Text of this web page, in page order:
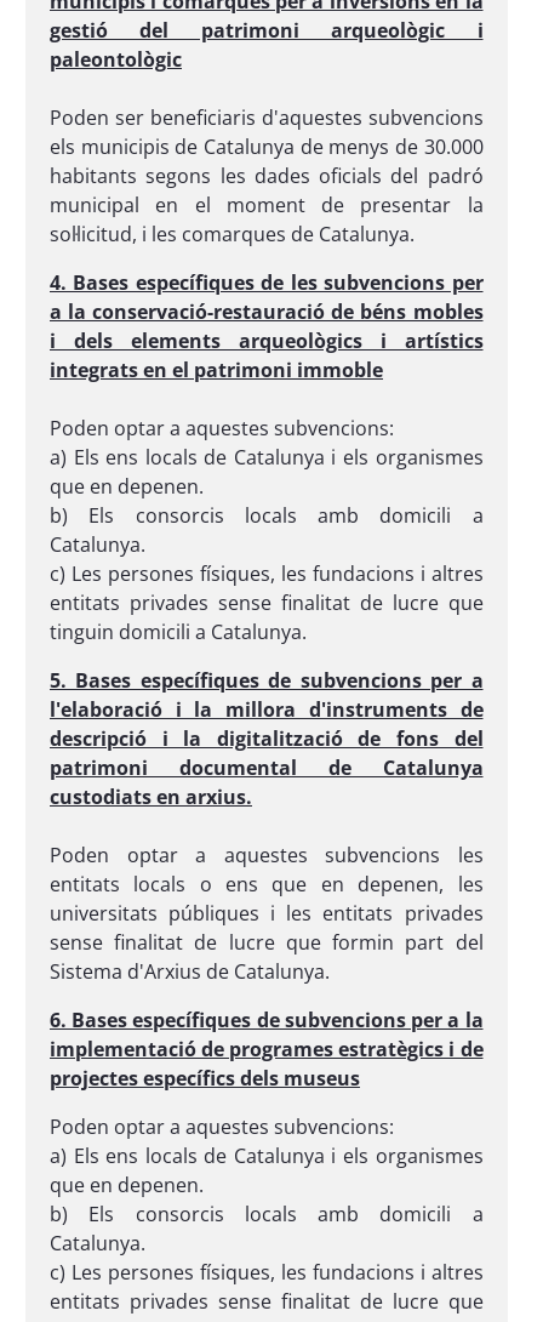
gestió del patrimoni arqueològic i
paleontològic
Poden ser beneficiaris d'aquestes subvencions
els municipis de Catalunya de menys de 30.000
habitants segons les dades oficials del padró
municipal en el moment de presentar la
sol·licitud, i les comarques de Catalunya.
4. Bases específiques de les subvencions per
a la conservació-restauració de béns mobles
i dels elements arqueològics i artístics
integrats en el patrimoni immoble
Poden optar a aquestes subvencions:
a) Els ens locals de Catalunya i els organismes
que en depenen.
b) Els consorcis locals amb domicili a
Catalunya.
c) Les persones físiques, les fundacions i altres
entitats privades sense finalitat de lucre que
tinguin domicili a Catalunya.
5. Bases específiques de subvencions per a
l'elaboració i la millora d'instruments de
descripció i la digitalització de fons del
patrimoni documental de Catalunya
custodiats en arxius.
Poden optar a aquestes subvencions les
entitats locals o ens que en depenen, les
universitats públiques i les entitats privades
sense finalitat de lucre que formin part del
Sistema d'Arxius de Catalunya.
6. Bases específiques de subvencions per a la
implementació de programes estratègics i de
projectes específics dels museus
Poden optar a aquestes subvencions:
a) Els ens locals de Catalunya i els organismes
que en depenen.
b) Els consorcis locals amb domicili a
Catalunya.
c) Les persones físiques, les fundacions i altres
entitats privades sense finalitat de lucre que